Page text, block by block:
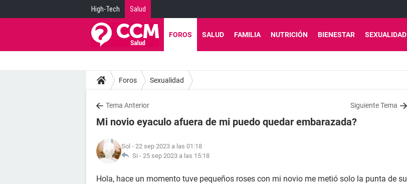
High-Tech Salud
FOROS SALUD FAMILIA NUTRICIÓN BIENESTAR SEXUALIDAD
Foros Sexualidad
Tema Anterior Siguiente Tema
Mi novio eyaculo afuera de mi puedo quedar embarazada?
Sol - 22 sep 2023 a las 01:18
Si - 25 sep 2023 a las 15:18
Hola, hace un momento tuve pequeños roses con mi novio me metió solo la punta de su